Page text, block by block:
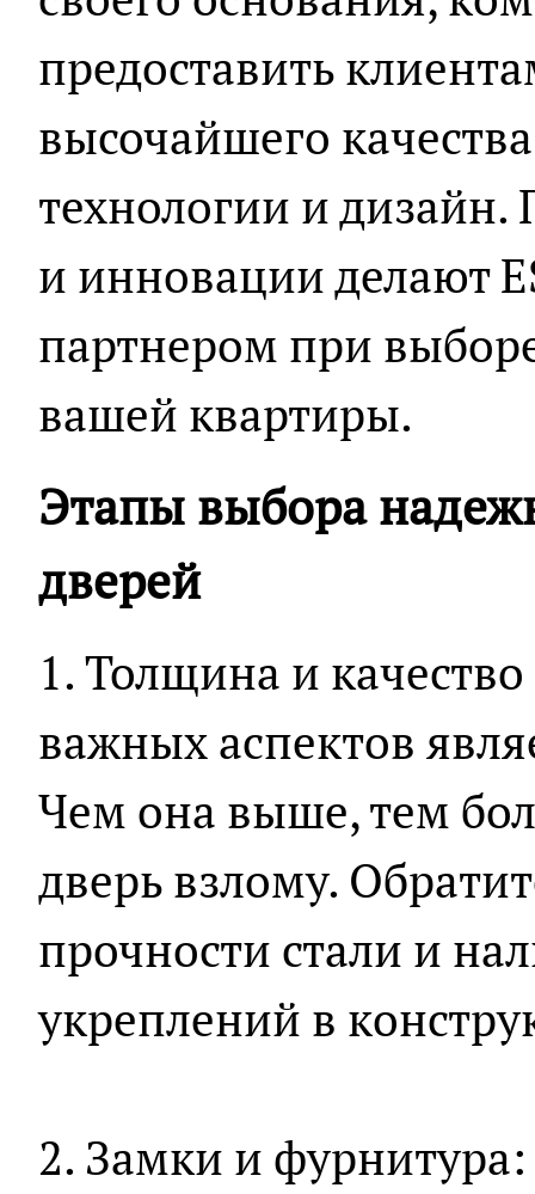
предоставить
высочайшего
технологии и
и инновации делают
партнером при
вашей квартиры.
Этапы выбора
дверей
1. Толщина и
важных аспектов
Чем она выше, тем
дверь взлому.
прочности стали и
укреплений в
2. Замки и